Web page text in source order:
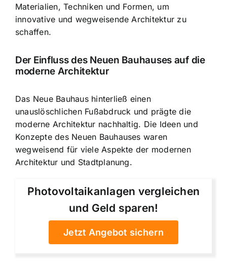
Materialien, Techniken und Formen, um
innovative und wegweisende Architektur zu
schaffen.
Der Einfluss des Neuen Bauhauses auf die
moderne Architektur
Das Neue Bauhaus hinterließ einen
unauslöschlichen Fußabdruck und prägte die
moderne Architektur nachhaltig. Die Ideen und
Konzepte des Neuen Bauhauses waren
wegweisend für viele Aspekte der modernen
Architektur und Stadtplanung.
Photovoltaikanlagen vergleichen
und Geld sparen!
Jetzt Angebot sichern